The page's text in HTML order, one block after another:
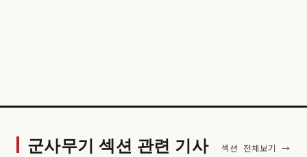
군사무기 섹션 관련 기사 섹션 전체보기 →